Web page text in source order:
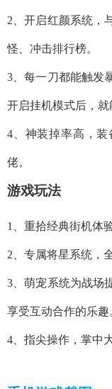
2、开启红颜系统，
怪、冲击排行榜。
3、每一刀都能触发
开启挂机模式后，就
4、神装掉率高，
佬。
游戏玩法
1、重拾经典街机体
2、专属将星系统，
3、萌宠系统为战场
享受互动合作的乐趣
4、指尖操作，掌中